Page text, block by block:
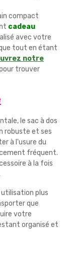
compact
cadeau
avec votre
tout en étant
notre
trouver
le sac à dos
robuste et ses
à l'usure du
fréquent.
à la fois
plus
que
votre
organisé et